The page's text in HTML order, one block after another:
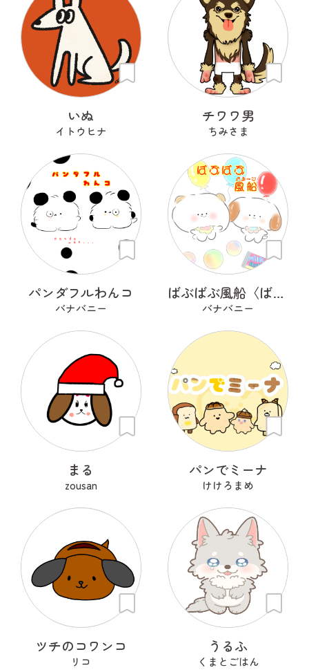
いぬ
イトウヒナ
チワワ男
ちみさま
パンダフルわんコ
バナバニー
ばぶばぶ風船〈ばぶばぶバルーン〉
バナバニー
まる
zousan
パンでミーナ
けけろまめ
ツチのコワンコ
リコ
うるふ
くまとごはん